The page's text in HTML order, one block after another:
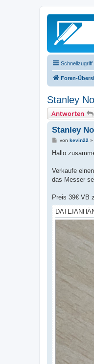
Schnellzugriff
Foren-
Stanley
Antworten
Stanley
B
i
a
von kevin22 »
Hallo
Verkaufe
das Messer
Preis 39€ VB